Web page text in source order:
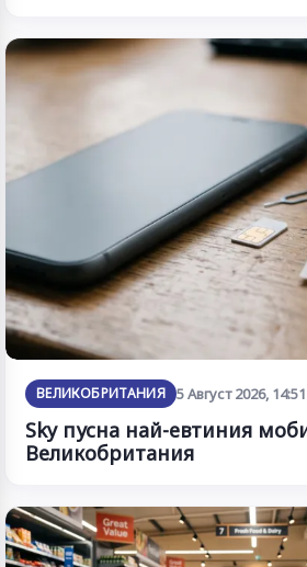
ВЕЛИКОБРИТАНИЯ 5 Август 2026, 14:51
Sky пусна най-евтиния
Великобритания